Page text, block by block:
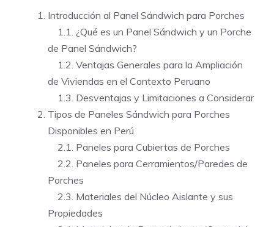
Introducción al Panel Sándwich para Porches
1.1. ¿Qué es un Panel Sándwich y un Porche
de Panel Sándwich?
1.2. Ventajas Generales para la Ampliación
de Viviendas en el Contexto Peruano
1.3. Desventajas y Limitaciones a Considerar
Tipos de Paneles Sándwich para Porches
Disponibles en Perú
2.1. Paneles para Cubiertas de Porches
2.2. Paneles para Cerramientos/Paredes de
Porches
2.3. Materiales del Núcleo Aislante y sus
Propiedades